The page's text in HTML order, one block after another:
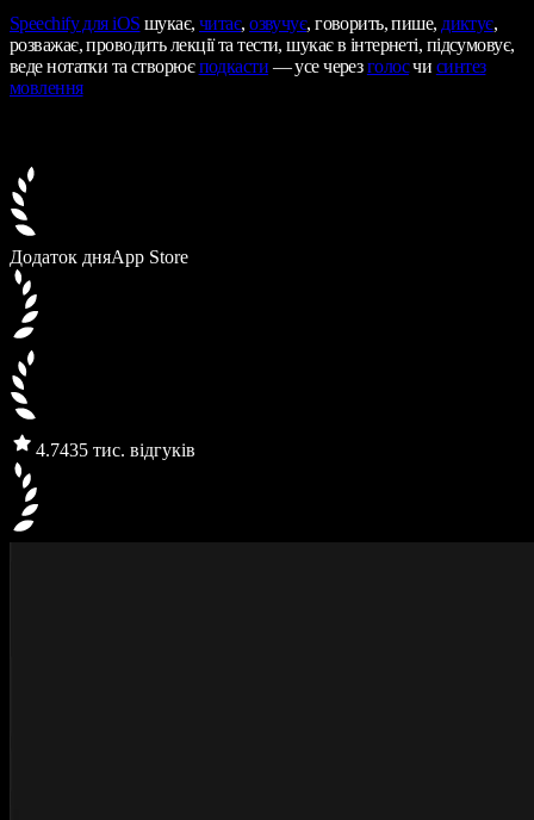
Speechifyдля iOS шукає,читає,озвучує, говорить, пише,диктує,
розважає, проводить лекції та тести, шукає в інтернеті, підсумовує,
веде нотатки та створюєподкасти — усе черезголосчи синтез
мовлення
Додаток дняApp Store
4.7435 тис. відгуків